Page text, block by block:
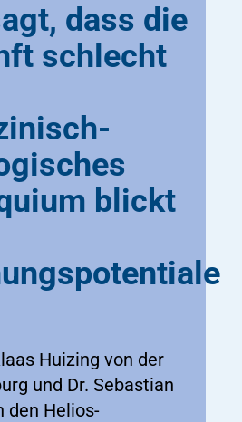
dass die
schlecht
blickt
Huizing von der
und Dr. Sebastian
den Helios-